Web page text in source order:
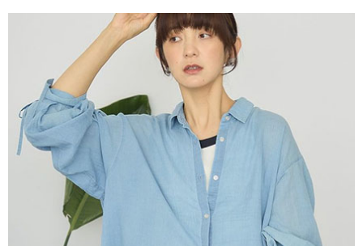
消。如遇「轉專審核」未通過狀況，表示未達大哥付你分期系統評分，恕無
法說明評估內容。
【繳款方式說明】
1.分期款項不併入電信帳單，「大哥付你分期」於每月結算日後寄送繳費提
醒簡訊。
2.透過簡訊連結打開帳單後，可選擇「超商條碼／台灣大直營門市／銀行轉
帳／街口支付／iPASS MONEY」等通路繳費。
【注意事項】
1.本服務係由「台灣大哥大股份有限公司」（以下簡稱本公司）所提供，讓
用戶於交易時，得透過本服務購買商品或服務，並由商店將買賣／分期付款
買賣價金債權讓與本公司後，依約使用本公司帳單繳交帳款。
2.基於同意付款使用「大哥付你分期」之契約關係目的，商店將以您的個人
資料（包含姓名、電話或地址）提供予台灣大哥大進項蒐集、處理及利用，
由本公司與您本人進行分期帳單所需資料之確認、核對及更正。
3.完整用戶服務條款，請詳閱以下連結：
https://oppay.tw/userRule
１．簡單：不需註冊會員、不需綁卡、不需儲值。
２．便利：只要手機號碼，簡訊認證，即可結帳。
３．安心：先確認商品／服務後，再付款。
【「AFTEE先享後付」結帳流程】
１．於結帳方式選擇「AFTEE先享後付」後，將跳轉至「AFTEE先享後付」
結帳頁面，進行簡訊認證並確認金額後，即可完成結帳。
２．訂單成立數日內，您將收到繳費通知簡訊。
３．收到繳費通知簡訊後14天內，點擊此簡訊中的連結，可透過四大超商／
ATM／網路銀行／等多元方式進行付款，方視為交易完成。
※ 請注意：結帳手續完成當下不需立刻繳費，但若您需要取消訂單，請聯絡
購買商品的店家。未經商家同意取消之訂單仍視為有效，需透過AFTEE先享
後付繳納相關費用。
※ 交易是否成功請以「AFTEE先享後付 」之結帳頁面顯示為準，若有關於
是否繳費成功／繳費後需取消欲退款等相關疑問，請聯繫「AFTEE先享後付
客戶支援中心」
https://netprotections.freshdesk.com/support/home
每筆NT$60，滿NT$388(含以上)免運費
全家純取貨
每筆NT$60，滿NT$388(含以上)免運費
萊爾富取貨付款
每筆NT$60，滿NT$888(含以上)免運費
萊爾富純取貨
每筆NT$60，滿NT$888(含以上)免運費